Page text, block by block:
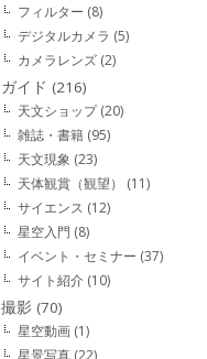
フィルター (8)
デジタルカメラ (5)
カメラレンズ (2)
ガイド (216)
天文ショップ(20)
雑誌・書籍 (95)
天文現象 (23)
天体観賞（観望）
(11)
サイエンス (12)
星空入門 (8)
イベント・セミナー (37)
サイト紹介 (10)
撮影 (70)
星空動画 (1)
星景写真 (22)